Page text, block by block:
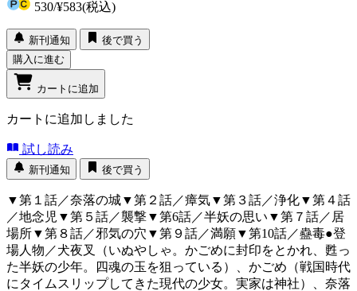
530/¥583(税込)
新刊通知
後で買う
購入に進む
カートに追加
カートに追加しました
試し読み
新刊通知 後で買う
▼第１話／奈落の城▼第２話／瘴気▼第３話／浄化▼第４話
／地念児▼第５話／襲撃▼第6話／半妖の思い▼第７話／居
場所▼第８話／邪気の穴▼第９話／満願▼第10話／蠱毒●登
場人物／犬夜叉（いぬやしゃ。かごめに封印をとかれ、甦っ
た半妖の少年。四魂の玉を狙っている）、かごめ（戦国時代
にタイムスリップしてきた現代の少女。実家は神社）、奈落